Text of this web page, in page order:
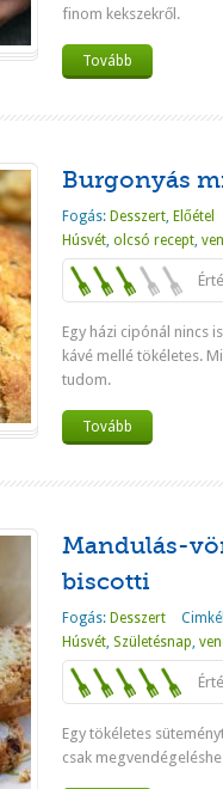
finom kekszekről.
Tovább
Burgonyás
Fogás: Desszert, Előétel
Húsvét, olcsó recept,
Egy házi cipónál nincs
kávé mellé tökéletes.
tudom.
Tovább
Mandulás-
biscotti
Fogás: Desszert
Húsvét, Születésnap,
Egy tökéletes
csak